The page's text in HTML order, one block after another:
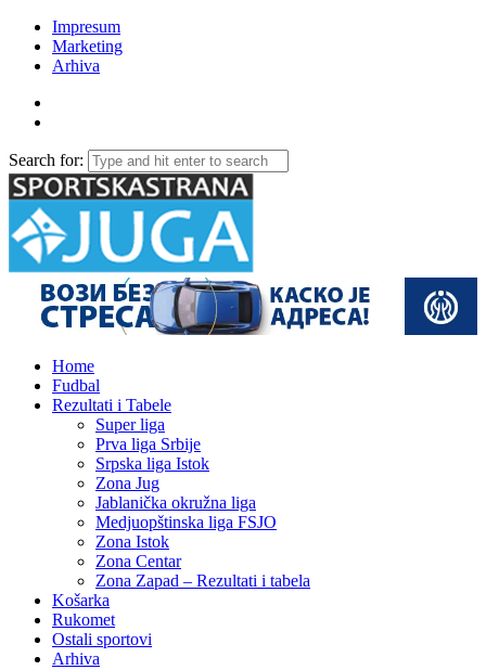
Impresum
Marketing
Arhiva
Search for:
Home
Fudbal
Rezultati i Tabele
Super liga
Prva liga Srbije
Srpska liga Istok
Zona Jug
Jablanička okružna liga
Medjuopštinska liga FSJO
Zona Istok
Zona Centar
Zona Zapad – Rezultati i tabela
Košarka
Rukomet
Ostali sportovi
Arhiva